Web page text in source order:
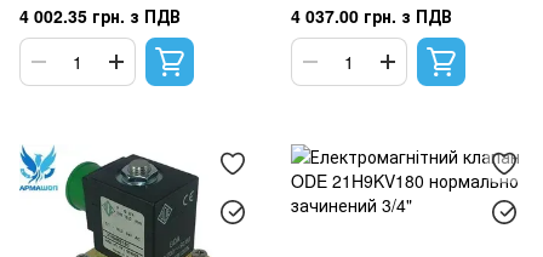
4 002.35 грн. з ПДВ 4 037.00 грн. з ПДВ